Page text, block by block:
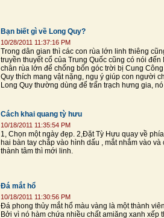
Bạn biết gì về Long Quy?
10/28/2011 11:37:16 PM
Trong dân gian thì các con rùa lớn linh thiêng
truyền thuyết cổ của Trung Quốc cũng có nói
chân rùa lớn để chống bốn góc trời bị Cung
Quy thích mang vật nặng, ngụ ý giúp con người
Long Quy thường dùng để trấn trạch hưng gia,
Cách khai quang tỳ hưu
10/18/2011 11:35:54 PM
1, Chọn một ngày đẹp. 2,Đặt Tỳ Hưu quay về
hai bàn tay chắp vào hình dấu , mắt nhắm vào
thành tâm thì mới linh.
Đá mắt hổ
10/18/2011 11:30:56 PM
Đá phong thủy mắt hổ màu vàng là một thành
Bởi vì nó hàm chứa nhiều chất amiăng xanh xếp